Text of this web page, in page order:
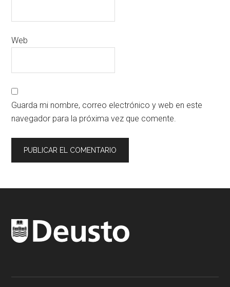
Web
Guarda mi nombre, correo electrónico y web en este
navegador para la próxima vez que comente.